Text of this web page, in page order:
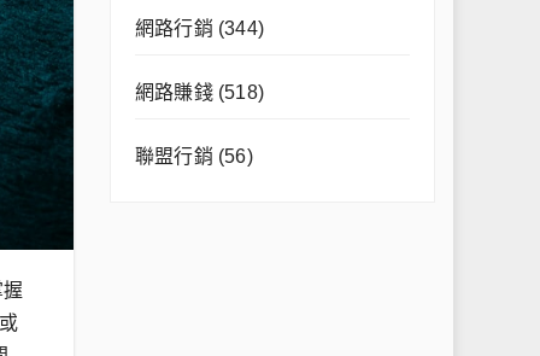
網路行銷 (344)
網路賺錢(518)
聯盟行銷 (56)